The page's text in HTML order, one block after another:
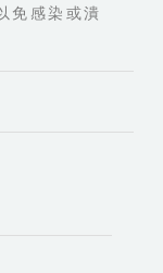
免感染或潰